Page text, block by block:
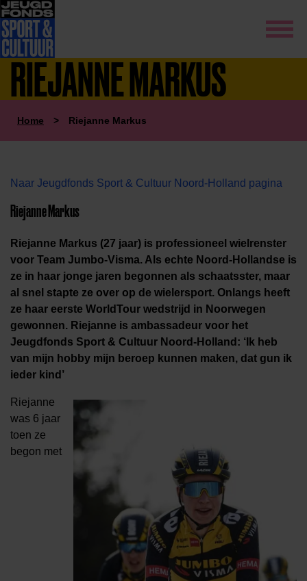
RIEJANNE MARKUS
Home > Riejanne Markus
Naar Jeugdfonds Sport & Cultuur Noord-Holland pagina
Riejanne Markus
Riejanne Markus (27 jaar) is professioneel wielrenster
voor Team Jumbo-Visma. Als echte Noord-Hollandse is
ze in haar jonge jaren begonnen als schaatsster, maar
al snel stapte ze over op de wielersport. Onlangs heeft
ze haar eerste WorldTour wedstrijd in Noorwegen
gewonnen. Riejanne is ambassadeur voor het
Jeugdfonds Sport & Cultuur Noord-Holland: ‘Ik heb
van mijn hobby mijn beroep kunnen maken, dat gun ik
ieder kind’
Riejanne
was 6 jaar
toen ze
begon met